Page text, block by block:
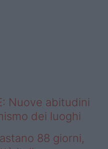
Nuove abitudini
dei luoghi
88 giorni,